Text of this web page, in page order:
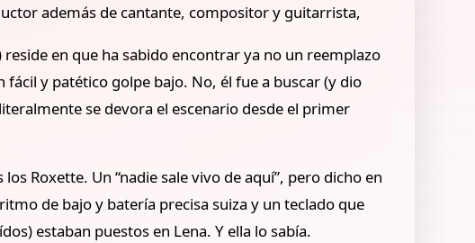
además de cantante, compositor y guitarrista,
en que ha sabido encontrar ya no un reemplazo
y patético golpe bajo. No, él fue a buscar (y dio
se devora el escenario desde el primer
Roxette. Un “nadie sale vivo de aquí”, pero dicho en
de bajo y batería precisa suiza y un teclado que
estaban puestos en Lena. Y ella lo sabía.